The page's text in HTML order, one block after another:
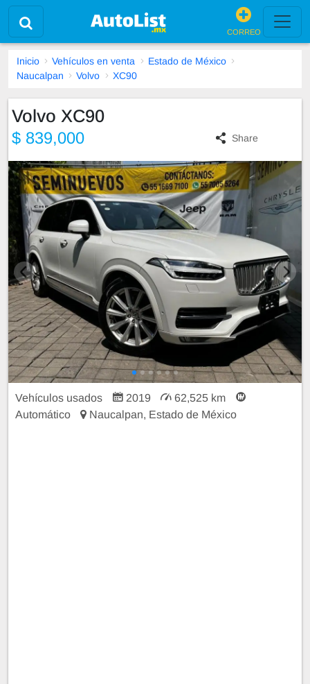
CORREO
Inicio Vehículos en venta
Estado de México
Naucalpan
Volvo XC90
Volvo XC90
$ 839,000 Share
Vehículos usados 2019
62,525 km
Automático
Naucalpan, Estado de México